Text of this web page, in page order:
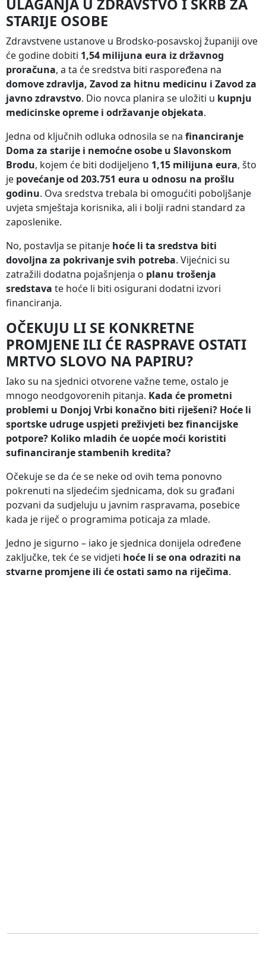
ULAGANJA U ZDRAVSTVO I SKRB ZA
STARIJE OSOBE
Zdravstvene ustanove u Brodsko-posavskoj županiji ove
će godine dobiti 1,54 milijuna eura iz državnog
proračuna, a ta će sredstva biti raspoređena na
domove zdravlja, Zavod za hitnu medicinu i Zavod za
javno zdravstvo. Dio novca planira se uložiti u kupnju
medicinske opreme i održavanje objekata.
Jedna od ključnih odluka odnosila se na financiranje
Doma za starije i nemoćne osobe u Slavonskom
Brodu, kojem će biti dodijeljeno 1,15 milijuna eura, što
je povećanje od 203.751 eura u odnosu na prošlu
godinu. Ova sredstva trebala bi omogućiti poboljšanje
uvjeta smještaja korisnika, ali i bolji radni standard za
zaposlenike.
No, postavlja se pitanje hoće li ta sredstva biti
dovoljna za pokrivanje svih potreba. Vijećnici su
zatražili dodatna pojašnjenja o planu trošenja
sredstava te hoće li biti osigurani dodatni izvori
financiranja.
OČEKUJU LI SE KONKRETNE
PROMJENE ILI ĆE RASPRAVE OSTATI
MRTVO SLOVO NA PAPIRU?
Iako su na sjednici otvorene važne teme, ostalo je
mnogo neodgovorenih pitanja. Kada će prometni
problemi u Donjoj Vrbi konačno biti riješeni? Hoće li
sportske udruge uspjeti preživjeti bez financijske
potpore? Koliko mladih će uopće moći koristiti
sufinanciranje stambenih kredita?
Očekuje se da će se neke od ovih tema ponovno
pokrenuti na sljedećim sjednicama, dok su građani
pozvani da sudjeluju u javnim raspravama, posebice
kada je riječ o programima poticaja za mlade.
Jedno je sigurno – iako je sjednica donijela određene
zaključke, tek će se vidjeti hoće li se ona odraziti na
stvarne promjene ili će ostati samo na riječima.